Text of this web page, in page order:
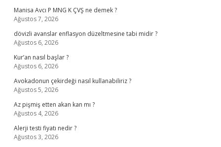
Manisa Avcı P MNG K ÇVŞ ne demek ?
Ağustos 7, 2026
dövizli avanslar enflasyon düzeltmesine tabi midir ?
Ağustos 6, 2026
Kur’an nasıl başlar ?
Ağustos 6, 2026
Avokadonun çekirdeği nasıl kullanabiliriz ?
Ağustos 5, 2026
Az pişmiş etten akan kan mı ?
Ağustos 4, 2026
Alerji testi fiyatı nedir ?
Ağustos 3, 2026